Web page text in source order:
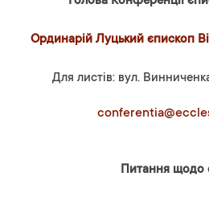
Ординарій Луцький єпископ
Для листів: вул.
Питання щодо